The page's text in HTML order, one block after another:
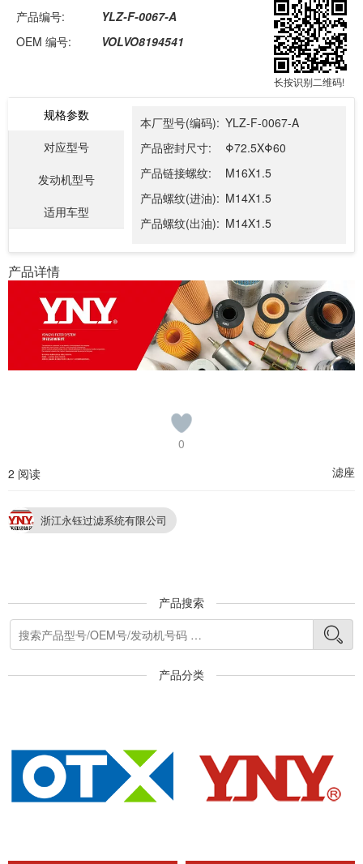
产品编号:
YLZ-F-0067-A
OEM 编号:
VOLVO8194541
长按识别二维码!
规格参数
对应型号
发动机型号
适用车型
本厂型号(编码): YLZ-F-0067-A
产品密封尺寸:
Φ72.5XΦ60
产品链接螺纹:
M16X1.5
产品螺纹(进油): M14X1.5
产品螺纹(出油): M14X1.5
产品详情
0
2 阅读
滤座
浙江永钰过滤系统有限公司
产品搜索
产品分类